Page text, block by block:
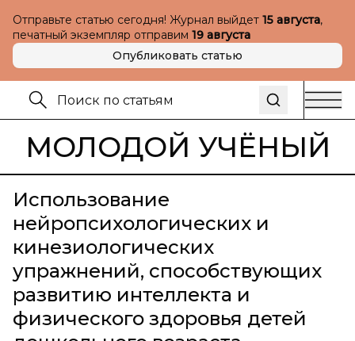
Отправьте статью сегодня! Журнал выйдет 15 августа,
печатный экземпляр отправим 19 августа
Опубликовать статью
МОЛОДОЙ УЧЁНЫЙ
Использование
нейропсихологических и
кинезиологических
упражнений, способствующих
развитию интеллекта и
физического здоровья детей